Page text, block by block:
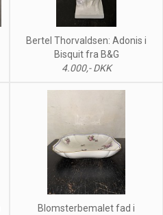
Bertel Thorvaldsen: Adonis i
Bisquit fra B&G
4.000,- DKK
Blomsterbemalet fad i